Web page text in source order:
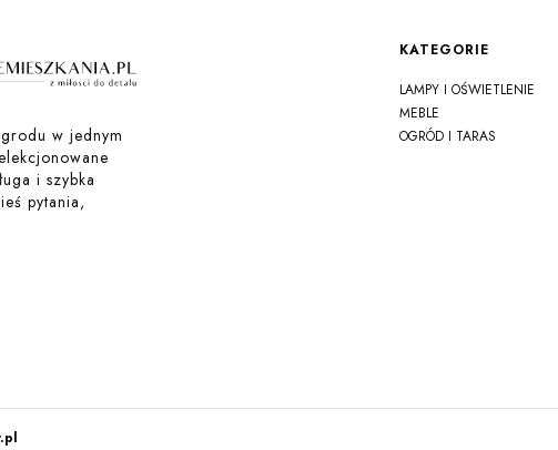
w jednym
i szybka
pytania,
Linki w stopce
KATEGORIE
LAMPY I OŚWIETLENIE
MEBLE
OGRÓD I TARAS